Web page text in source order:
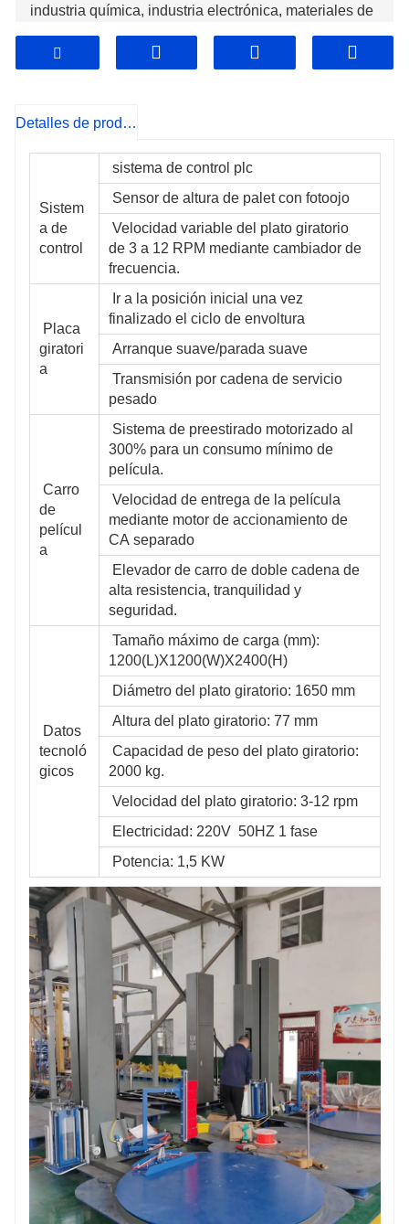
industria química, industria electrónica, materiales de
papel, alimentos y bebidas, etc., especialmente en el
transporte de mercancías en contenedores en el
Detalles de producto
Sistem
a de
control
sistema de control plc
Sensor de altura de palet con fotoojo
Velocidad variable del plato giratorio
de 3 a 12 RPM mediante cambiador de
frecuencia.
Placa
giratori
a
Ir a la posición inicial una vez
finalizado el ciclo de envoltura
Arranque suave/parada suave
Transmisión por cadena de servicio
pesado
Carro
de
películ
a
Sistema de preestirado motorizado al
300% para un consumo mínimo de
película.
Velocidad de entrega de la película
mediante motor de accionamiento de
CA separado
Elevador de carro de doble cadena de
alta resistencia, tranquilidad y
seguridad.
Datos
tecnoló
gicos
Tamaño máximo de carga (mm):
1200(L)X1200(W)X2400(H)
Diámetro del plato giratorio: 1650 mm
Altura del plato giratorio: 77 mm
Capacidad de peso del plato giratorio:
2000 kg.
Velocidad del plato giratorio: 3-12 rpm
Electricidad: 220V  50HZ 1 fase
Potencia: 1,5 KW